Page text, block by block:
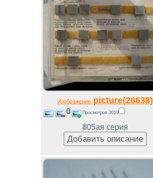
Изображениеpicture(26638)
0 Просмотров 3019
805ая серия